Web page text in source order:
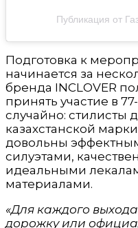
Публикация от
Подготовка к
начинается за
бренда INCLOVER
принять участие в
случайно: стилисты
казахстанской
довольны
силуэтами,
идеальными
материалами.
«Для каждого
дорожку или